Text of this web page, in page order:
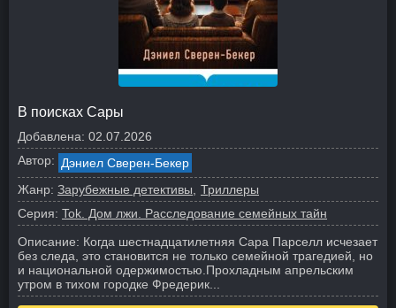
В поисках Сары
Добавлена: 02.07.2026
Автор: Дэниел Сверен-Бекер
Жанр: Зарубежные детективы
Триллеры
Серия: Tok. Дом лжи. Расследование семейных тайн
Описание: Когда шестнадцатилетняя Сара Парселл исчезает
без следа, это становится не только семейной трагедией, но
и национальной одержимостью. Прохладным апрельским
утром в тихом городке Фредерик...